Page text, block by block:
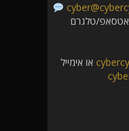
טלגרם
או אימייל